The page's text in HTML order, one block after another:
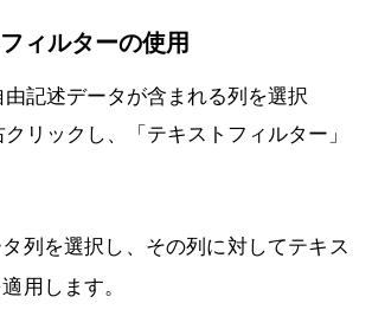
ィルターの使用
記述データが含まれる列を選択
リックし、「テキストフィルター」
列を選択し、その列に対してテキス
用します。